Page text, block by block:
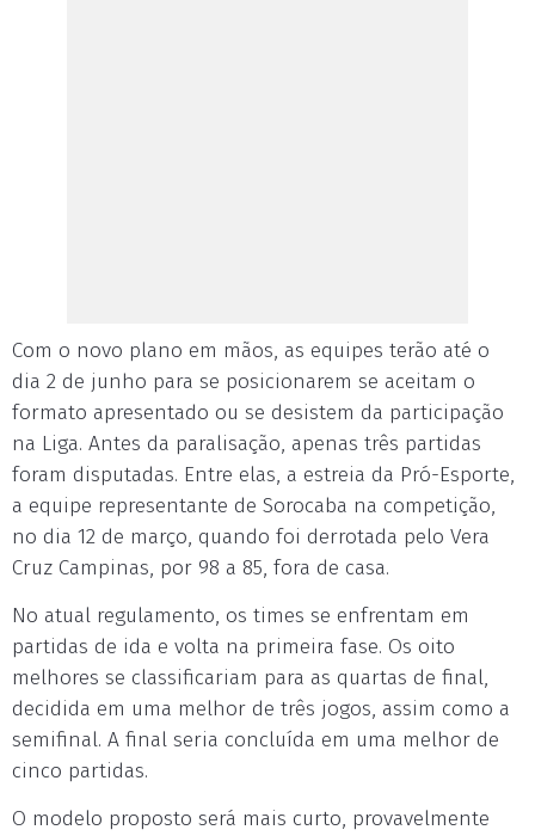
Com o novo plano em mãos, as equipes terão até o
dia 2 de junho para se posicionarem se aceitam o
formato apresentado ou se desistem da participação
na Liga. Antes da paralisação, apenas três partidas
foram disputadas. Entre elas, a estreia da Pró-Esporte,
a equipe representante de Sorocaba na competição,
no dia 12 de março, quando foi derrotada pelo Vera
Cruz Campinas, por 98 a 85, fora de casa.
No atual regulamento, os times se enfrentam em
partidas de ida e volta na primeira fase. Os oito
melhores se classificariam para as quartas de final,
decidida em uma melhor de três jogos, assim como a
semifinal. A final seria concluída em uma melhor de
cinco partidas.
O modelo proposto será mais curto, provavelmente